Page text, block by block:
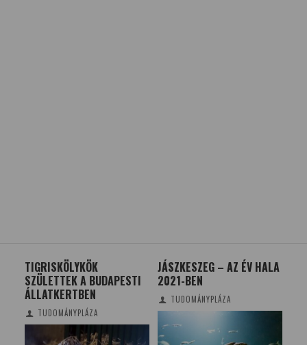
TIGRISKÖLYKÖK
SZÜLETTEK A BUDAPESTI
ÁLLATKERTBEN
TUDOMÁNYPLÁZA
JÁSZKESZEG – AZ ÉV HALA
2021-BEN
TUDOMÁNYPLÁZA